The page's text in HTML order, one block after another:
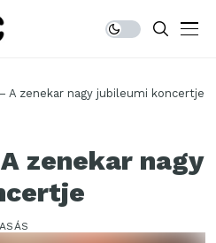
A zenekar nagy jubileumi koncertje
zenekar nagy